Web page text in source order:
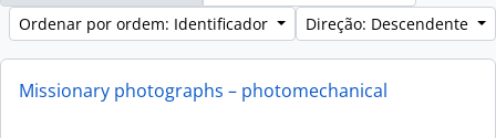
Ordenar por ordem: Identificador
Direção: Descendente
Missionary photographs – photomechanical